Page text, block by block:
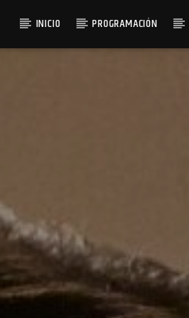
INICIO PROGRAMACIÓN